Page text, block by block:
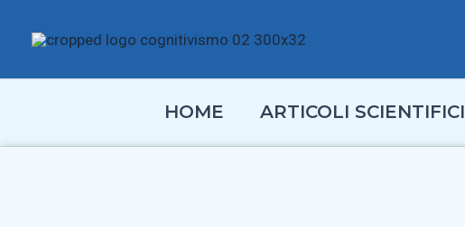
HOME ARTICOLI SCIENTIFICI